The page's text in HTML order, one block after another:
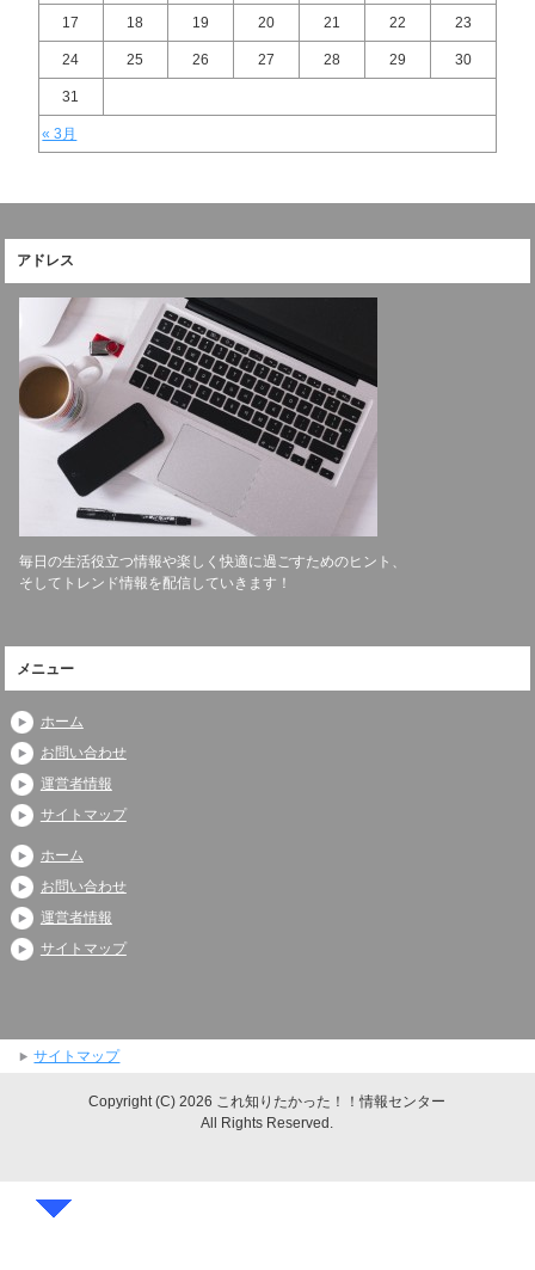
« 3月
17 18 19 20 21 22 23
24 25 26 27 28 29 30
31
アドレス
毎日の生活役立つ情報や楽しく快適に過ごすためのヒント、
そしてトレンド情報を配信していきます！
メニュー
ホーム
お問い合わせ
運営者情報
サイトマップ
ホーム
お問い合わせ
運営者情報
サイトマップ
サイトマップ
Copyright (C) 2026 これ知りたかった！！情報センター
All Rights Reserved.